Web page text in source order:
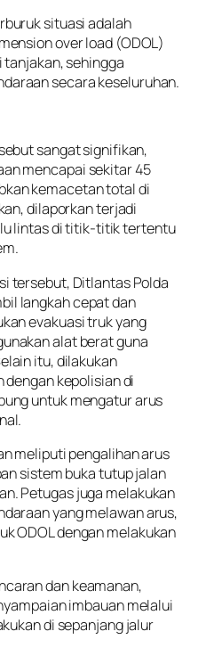
situasi adalah
over load (ODOL)
sehingga
secara keseluruhan.
sangat signifikan,
mencapai sekitar 45
kemacetan total di
dilaporkan terjadi
lintas di titik-titik tertentu
tersebut, Ditlantas Polda
langkah cepat dan
evakuasi truk yang
alat berat guna
itu, dilakukan
kepolisian di
untuk mengatur arus
meliputi pengalihan arus
sistem buka tutup jalan
Petugas juga melakukan
yang melawan arus,
ODOL dengan melakukan
dan keamanan,
imbauan melalui
di sepanjang jalur